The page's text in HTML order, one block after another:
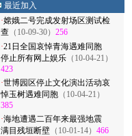
最近加入
·嫦娥二号完成发射场区测试检
查 （10-09-30） 256
·21日全国哀悼青海遇难同胞
停止所有网上娱乐 （10-04-21）
423
·世博园区停止文化演出活动哀
悼玉树遇难同胞 （10-04-21）
385
·海地遭遇二百年来最强地震
满目残垣断壁 （10-01-14） 466